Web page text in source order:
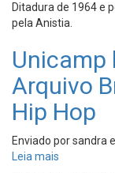
Ditadura de 1964 e
pela Anistia.
Unicamp
Arquivo
Hip Hop
Enviado porsandra
Leia mais